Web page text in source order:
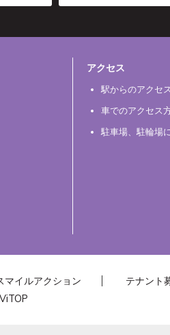
アクセス
駅からのアクセ
車でのアクセス
駐車場、駐輪場
マイルアクション
テナント